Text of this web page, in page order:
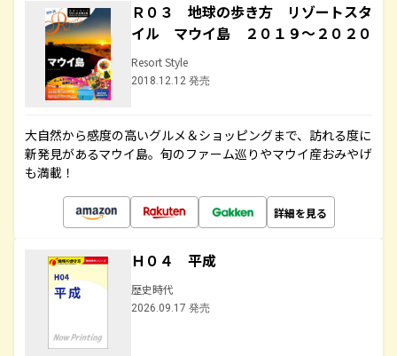
Ｒ０３ 地球の歩き方 リゾートスタ
イル マウイ島 ２０１９～２０２０
Resort Style
2018.12.12 発売
大自然から感度の高いグルメ＆ショッピングまで、訪れる度に
新発見があるマウイ島。旬のファーム巡りやマウイ産おみやげ
も満載！
詳細を見る
Ｈ０４ 平成
歴史時代
2026.09.17 発売